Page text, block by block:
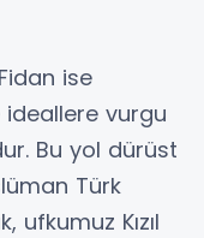
ise
ideallere vurgu
Bu yol dürüst
Türk
ufkumuz Kızıl